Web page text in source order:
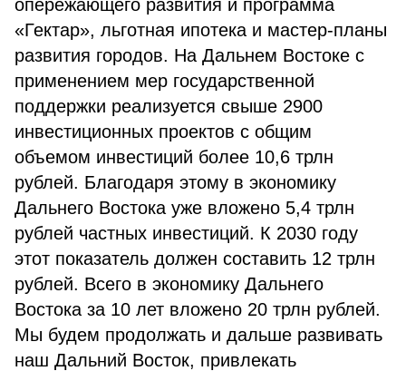
опережающего развития и программа
«Гектар», льготная ипотека и мастер-планы
развития городов. На Дальнем Востоке с
применением мер государственной
поддержки реализуется свыше 2900
инвестиционных проектов с общим
объемом инвестиций более 10,6 трлн
рублей. Благодаря этому в экономику
Дальнего Востока уже вложено 5,4 трлн
рублей частных инвестиций. К 2030 году
этот показатель должен составить 12 трлн
рублей. Всего в экономику Дальнего
Востока за 10 лет вложено 20 трлн рублей.
Мы будем продолжать и дальше развивать
наш Дальний Восток, привлекать